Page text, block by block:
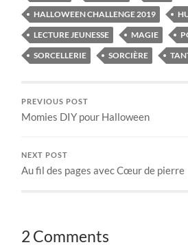
HALLOWEEN CHALLENGE 2019
LECTURE JEUNESSE
MAGIE
SORCELLERIE
SORCIÈRE
PREVIOUS POST
Momies DIY pour Halloween
NEXT POST
Au fil des pages avec Cœur de pierre
2 Comments